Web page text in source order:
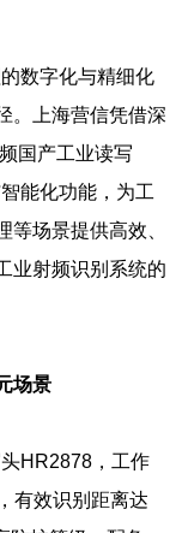
数字化与精细化
。上海营信凭借深
国产工业读写
能化功能，为工
场景提供高效、
业射频识别系统的
场景
HR2878，工作
有效识别距离达